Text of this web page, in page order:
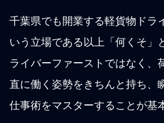
千葉県でも開業する軽貨物ドラ
いう立場である以上「何くそ」
ライバーファーストではなく、
直に働く姿勢をきちんと持ち、
仕事術をマスターすることが基